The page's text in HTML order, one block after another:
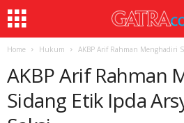
Home Hukum AKBP Arif Rahman Menghadiri
AKBP Arif Rahman
Sidang Etik Ipda